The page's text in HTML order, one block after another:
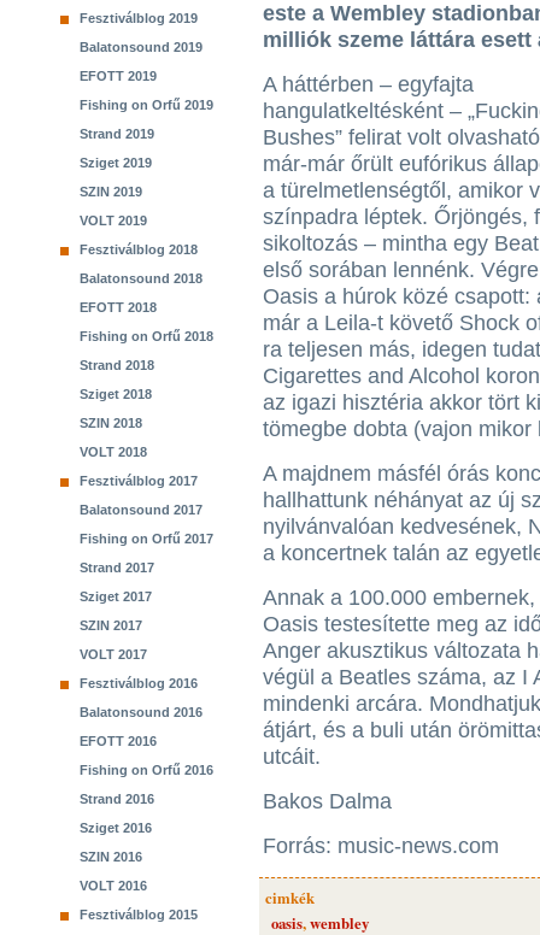
Fesztiválblog 2019
Balatonsound 2019
EFOTT 2019
Fishing on Orfű 2019
Strand 2019
Sziget 2019
SZIN 2019
VOLT 2019
Fesztiválblog 2018
Balatonsound 2018
EFOTT 2018
Fishing on Orfű 2018
Strand 2018
Sziget 2018
SZIN 2018
VOLT 2018
Fesztiválblog 2017
Balatonsound 2017
Fishing on Orfű 2017
Strand 2017
Sziget 2017
SZIN 2017
VOLT 2017
Fesztiválblog 2016
Balatonsound 2016
EFOTT 2016
Fishing on Orfű 2016
Strand 2016
Sziget 2016
SZIN 2016
VOLT 2016
Fesztiválblog 2015
este a Wembley
milliók szeme láttára esett
A háttérben – egyfajta
hangulatkeltésként –
Bushes” felirat volt
már-már őrült eufórikus
a türelmetlenségtől, amikor
színpadra léptek. Őrjöngés,
sikoltozás – mintha egy
első sorában lennénk.
Oasis a húrok közé csapott:
már a Leila-t követő Shock
ra teljesen más, idegen
Cigarettes and Alcohol
az igazi hisztéria akkor tört
tömegbe dobta (vajon
A majdnem másfél órás
hallhattunk néhányat az új
nyilvánvalóan kedvesének,
a koncertnek talán az
Annak a 100.000
Oasis testesítette meg az
Anger akusztikus változata
végül a Beatles száma, az I
mindenki arcára.
átjárt, és a buli után
utcáit.
Bakos Dalma
Forrás: music-news.com
cimkék
oasis,wembley